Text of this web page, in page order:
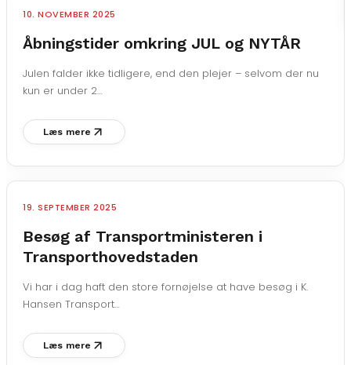
10. NOVEMBER 2025
Åbningstider omkring JUL og NYTÅR
Julen falder ikke tidligere, end den plejer – selvom der nu
kun er under 2…
Læs mere
19. SEPTEMBER 2025
Besøg af Transportministeren i
Transporthovedstaden
Vi har i dag haft den store fornøjelse at have besøg i K.
Hansen Transport…
Læs mere